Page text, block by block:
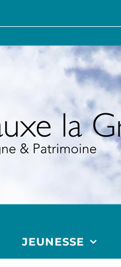
JEUNESSE